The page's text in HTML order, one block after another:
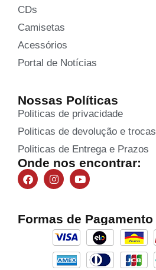
CDs
Camisetas
Acessórios
Portal de Notícias
Nossas Políticas
Politicas de privacidade
Politicas de devolução e trocas
Politicas de Entrega e Prazos
Onde nos encontrar:
Formas de Pagamento